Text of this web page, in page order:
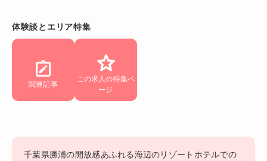
体験談とエリア特集
関連記事
この求人の特集ペ
ージ
千葉県勝浦の開放感あふれる海辺のリゾートホテルでの